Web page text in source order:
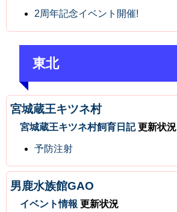
2周年記念イベント開催!
東北
宮城蔵王キツネ村
宮城蔵王キツネ村飼育日記更新状況
予防注射
男鹿水族館GAO
イベント情報 更新状況